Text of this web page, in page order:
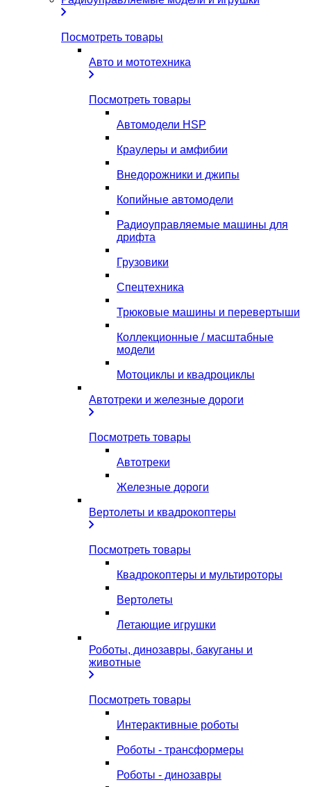
Посмотреть товары
Авто и мототехника
Посмотреть товары
Автомодели HSP
Краулеры и амфибии
Внедорожники и джипы
Копийные автомодели
Радиоуправляемые машины для
дрифта
Грузовики
Спецтехника
Трюковые машины и перевертыши
Коллекционные / масштабные
модели
Мотоциклы и квадроциклы
Автотреки и железные дороги
Посмотреть товары
Автотреки
Железные дороги
Вертолеты и квадрокоптеры
Посмотреть товары
Квадрокоптеры и мультироторы
Вертолеты
Летающие игрушки
Роботы, динозавры, бакуганы и
животные
Посмотреть товары
Интерактивные роботы
Роботы - трансформеры
Роботы - динозавры